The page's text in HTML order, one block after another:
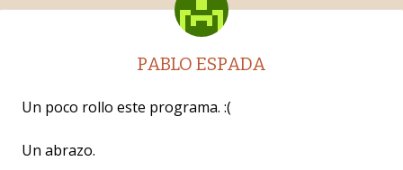
PABLO ESPADA
Un poco rollo este programa. :(
Un abrazo.